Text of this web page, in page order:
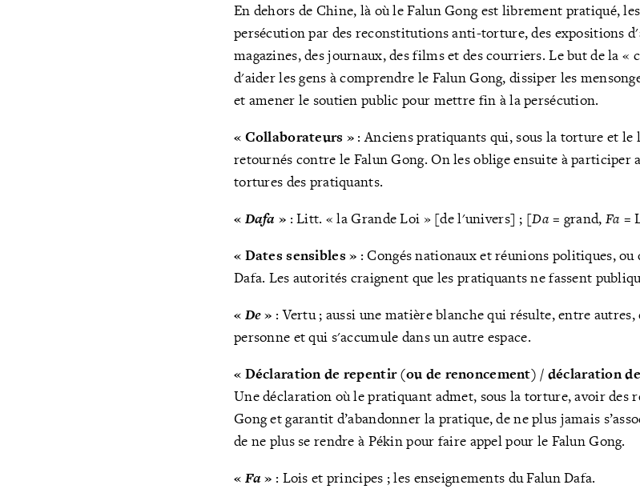
En dehors de Chine, là où le Falun Gong est librement pratiqué,
persécution par des reconstitutions anti-torture, des expositions
magazines, des journaux, des films et des courriers. Le but de la
d'aider les gens à comprendre le Falun Gong, dissiper les
et amener le soutien public pour mettre fin à la persécution.
« Collaborateurs » : Anciens pratiquants qui, sous la torture et le
retournés contre le Falun Gong. On les oblige ensuite à participer
tortures des pratiquants.
« Dafa » : Litt. « la Grande Loi » [de l'univers] ; [Da = grand, Fa =
« Dates sensibles » : Congés nationaux et réunions politiques,
Dafa. Les autorités craignent que les pratiquants ne fassent
« De» : Vertu ; aussi une matière blanche qui résulte, entre autres,
personne et qui s'accumule dans un autre espace.
« Déclaration de repentir (ou de renoncement) / déclaration
Une déclaration où le pratiquant admet, sous la torture, avoir des
Gong et garantit d’abandonner la pratique, de ne plus jamais
de ne plus se rendre à Pékin pour faire appel pour le Falun Gong.
« Fa » : Lois et principes ; les enseignements du Falun Dafa.